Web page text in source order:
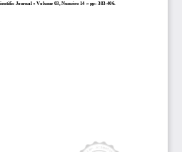
BestGest